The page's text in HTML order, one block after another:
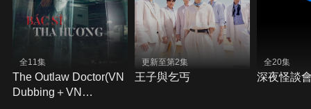
全11集
The Outlaw Doctor(VN
Dubbing＋VN
更新至第2集
王子與乞丐
全20集
深夜怪談